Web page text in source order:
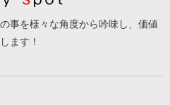
事を様々な角度から吟味し、価値
ます！